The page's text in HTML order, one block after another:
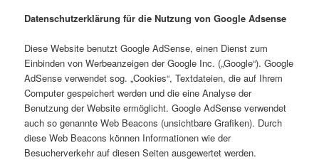
Datenschutzerklärung für die Nutzung von Google Adsense
Diese Website benutzt Google AdSense, einen Dienst zum
Einbinden von Werbeanzeigen der Google Inc. („Google“). Google
AdSense verwendet sog. „Cookies“, Textdateien, die auf Ihrem
Computer gespeichert werden und die eine Analyse der
Benutzung der Website ermöglicht. Google AdSense verwendet
auch so genannte Web Beacons (unsichtbare Grafiken). Durch
diese Web Beacons können Informationen wie der
Besucherverkehr auf diesen Seiten ausgewertet werden.